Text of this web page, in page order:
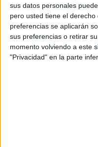
sus datos personales
pero usted tiene el
preferencias se aplicarán
sus preferencias o retirar
momento volviendo a este
"Privacidad" en la parte
Pacorro es una gran
Carnavalque era
humor. Una persona de
momentos, y de las que
coplas en los peores